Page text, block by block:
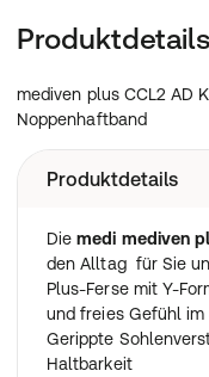
mediven plus CCL2 AD
Noppenhaftband
Produktdetails
Diemedi mediven
den Alltag für Sie
Plus-Ferse mit Y-
und freies Gefühl im
Gerippte
Haltbarkeit